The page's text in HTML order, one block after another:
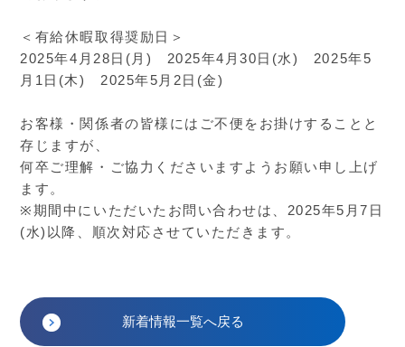
＜有給休暇取得奨励日＞
2025年4月28日(月) 2025年4月30日(水) 2025年5
月1日(木) 2025年5月2日(金)
お客様・関係者の皆様にはご不便をお掛けすることと
存じますが、
何卒ご理解・ご協力くださいますようお願い申し上げ
ます。
※期間中にいただいたお問い合わせは、2025年5月7日
(水)以降、順次対応させていただきます。
新着情報一覧へ戻る